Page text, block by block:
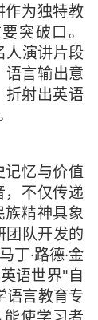
作为独特教
突破口。
人演讲片段
语言输出意
折射出英语
记忆与价值
，不仅传递
精神具象
团队开发的
丁·路德·金
语世界"自
语言教育专